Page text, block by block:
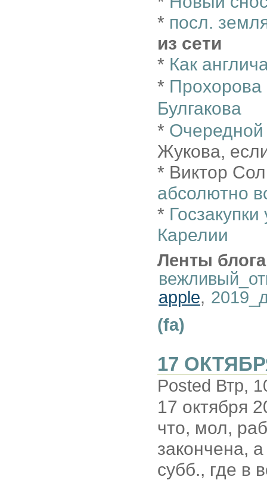
* посл.
из сети
* Как
*
Булгакова
* Очередной
Жукова,
* Виктор
абсолютно
*
Карелии
Ленты
apple,
(fa)
17
Posted Втр,
17 октября
что, мол,
закончена,
субб., где в